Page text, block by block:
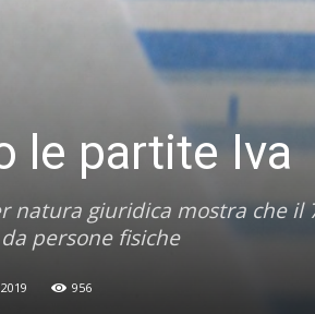
le partite Iva
natura giuridica mostra che
persone fisiche
956